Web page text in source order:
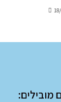
מובילים: